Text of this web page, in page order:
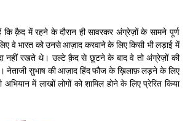
कि क़ैद में रहने के दौरान ही सावरकर अंग्रेज़ों के सामने पूर्ण
वे भारत को उनसे आज़ाद करवाने के लिए किसी भी लड़ाई में
नहीं रखते थे। उल्टे क़ैद से छूटने के बाद वे तो अंग्रेज़ों की
नेताजी सुभाष की आज़ाद हिंद फौज के ख़िलाफ़ लड़ने के लिए
में लाखों लोगों को शामिल होने के लिए प्रेरित किया